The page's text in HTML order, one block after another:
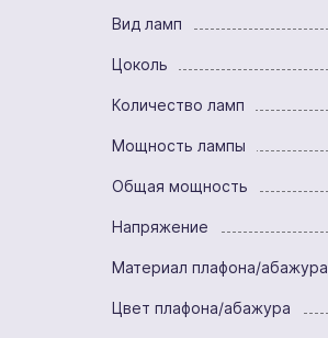
Вид ламп
Цоколь
Количество ламп
Мощность лампы
Общая мощность
Напряжение
Материал плафона/абажура
Цвет плафона/абажура